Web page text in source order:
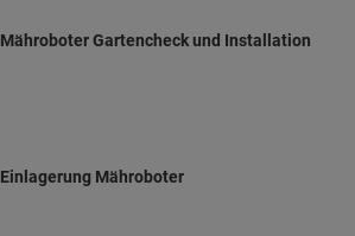
Mähroboter Gartencheck und Installation
Einlagerung Mähroboter